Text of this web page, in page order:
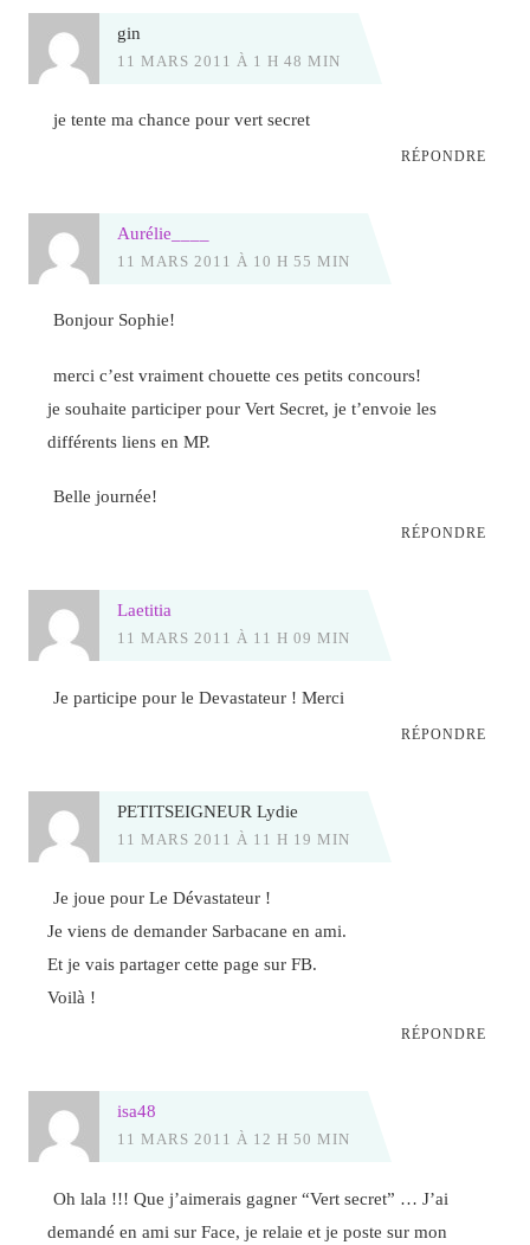
gin
11 MARS 2011 À 1 H 48 MIN
je tente ma chance pour vert secret
RÉPONDRE
Aurélie____
11 MARS 2011 À 10 H 55 MIN
Bonjour Sophie!
merci c’est vraiment chouette ces petits concours!
je souhaite participer pour Vert Secret, je t’envoie les
différents liens en MP.
Belle journée!
RÉPONDRE
Laetitia
11 MARS 2011 À 11 H 09 MIN
Je participe pour le Devastateur ! Merci
RÉPONDRE
PETITSEIGNEUR Lydie
11 MARS 2011 À 11 H 19 MIN
Je joue pour Le Dévastateur !
Je viens de demander Sarbacane en ami.
Et je vais partager cette page sur FB.
Voilà !
RÉPONDRE
isa48
11 MARS 2011 À 12 H 50 MIN
Oh lala !!! Que j’aimerais gagner “Vert secret” … J’ai
demandé en ami sur Face, je relaie et je poste sur mon